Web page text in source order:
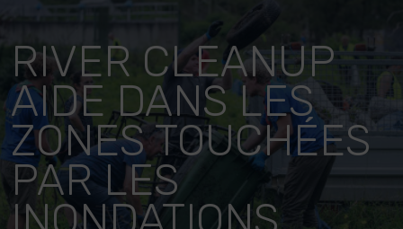
RIVER CLEANUP
AIDE DANS LES
ZONES TOUCHÉES
PAR LES